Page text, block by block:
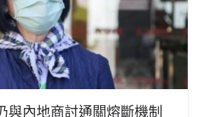
與內地商討通關熔斷機制